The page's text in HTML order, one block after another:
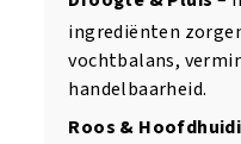
ingrediënten
vochtbalans,
handelbaarheid.
Roos &